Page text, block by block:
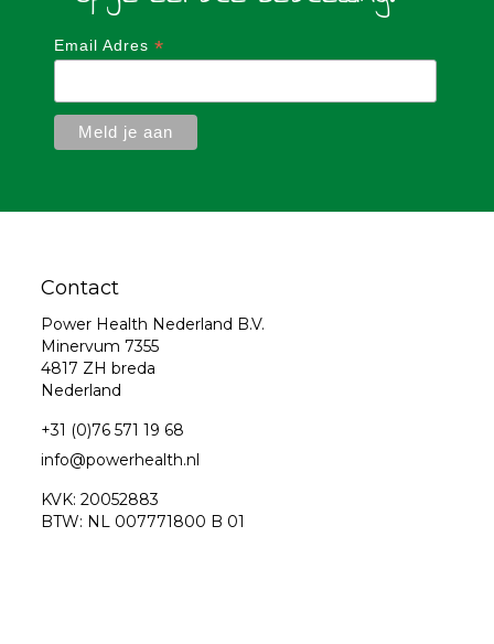
Email Adres*
Contact
Power Health Nederland B.V.
Minervum 7355
4817 ZH breda
Nederland
+31 (0)76 571 19 68
info@powerhealth.nl
KVK: 20052883
BTW: NL 007771800 B 01